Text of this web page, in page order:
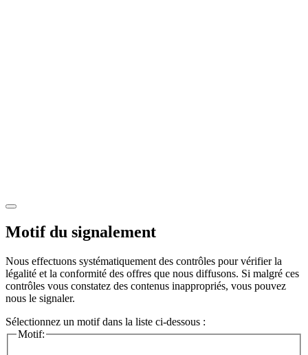
Motif du signalement
Nous effectuons systématiquement des contrôles pour vérifier la
légalité et la conformité des offres que nous diffusons. Si malgré ces
contrôles vous constatez des contenus inappropriés, vous pouvez
nous le signaler.
Sélectionnez un motif dans la liste ci-dessous :
Motif: